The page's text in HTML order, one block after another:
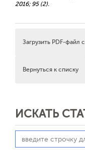
2016; 95 (2).
Загрузить PDF-файл
Вернуться к списку
ИСКАТЬ